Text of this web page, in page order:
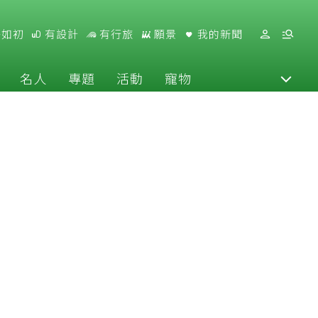
初 有設計 有行旅 願景 我的新聞
名人 專題 活動 寵物